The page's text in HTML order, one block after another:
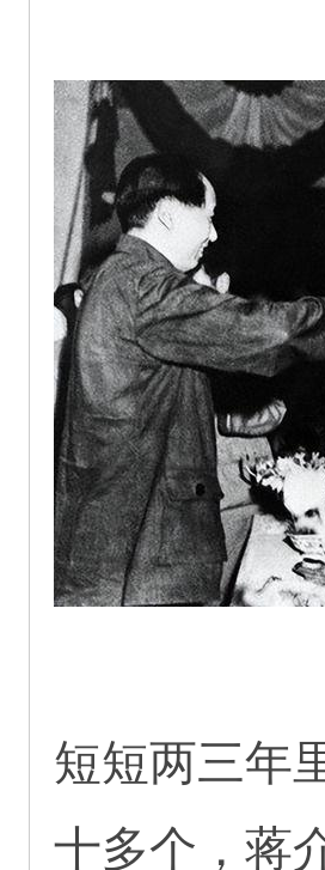
短短两三年
十多个，蒋